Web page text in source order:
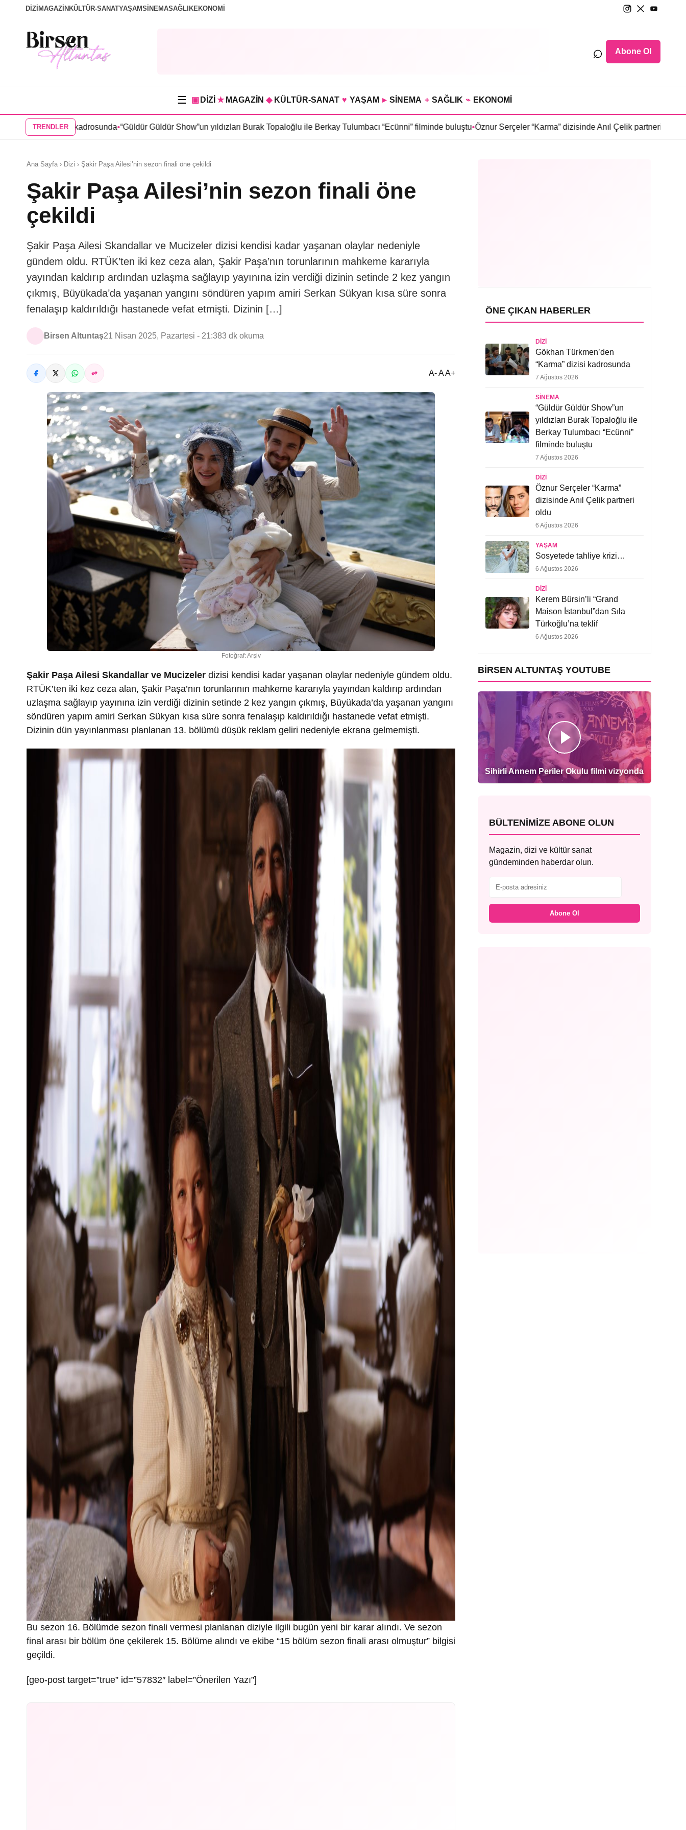
DİZİ MAGAZİN KÜLTÜR-SANATYAŞAMSİNEMASAĞLIKEKONOMİ
⌕ Abone Ol
☰ ▣ DİZİ ★ MAGAZİN ◆ KÜLTÜR-SANAT ♥ YAŞAM ▸ SİNEMA + SAĞLIK ⌁ EKONOMİ
TRENDLER
dizisi kadrosunda •“Güldür Güldür Show”un yıldızları Burak Topaloğlu ile Berkay Tulumbacı “Ecünni” filminde buluştu•Öznur Serçeler “Karma” dizisinde Anıl Çelik partneri oldu•Sosyetede
Ana Sayfa › Dizi › Şakir Paşa Ailesi’nin sezon finali öne çekildi
Şakir Paşa Ailesi’nin sezon finali öne
çekildi
Şakir Paşa Ailesi Skandallar ve Mucizeler dizisi kendisi kadar yaşanan olaylar nedeniyle
gündem oldu. RTÜK’ten iki kez ceza alan, Şakir Paşa’nın torunlarının mahkeme kararıyla
yayından kaldırıp ardından uzlaşma sağlayıp yayınına izin verdiği dizinin setinde 2 kez yangın
çıkmış, Büyükada’da yaşanan yangını söndüren yapım amiri Serkan Sükyan kısa süre sonra
fenalaşıp kaldırıldığı hastanede vefat etmişti. Dizinin […]
Birsen Altuntaş21 Nisan 2025, Pazartesi - 21:383 dk okuma
A- A A+
Fotoğraf: Arşiv
Şakir Paşa Ailesi Skandallar ve Mucizeler dizisi kendisi kadar yaşanan olaylar nedeniyle gündem oldu.
RTÜK’ten iki kez ceza alan, Şakir Paşa’nın torunlarının mahkeme kararıyla yayından kaldırıp ardından
uzlaşma sağlayıp yayınına izin verdiği dizinin setinde 2 kez yangın çıkmış, Büyükada’da yaşanan yangını
söndüren yapım amiri Serkan Sükyan kısa süre sonra fenalaşıp kaldırıldığı hastanede vefat etmişti.
Dizinin dün yayınlanması planlanan 13. bölümü düşük reklam geliri nedeniyle ekrana gelmemişti.
Bu sezon 16. Bölümde sezon finali vermesi planlanan diziyle ilgili bugün yeni bir karar alındı. Ve sezon
final arası bir bölüm öne çekilerek 15. Bölüme alındı ve ekibe “15 bölüm sezon finali arası olmuştur” bilgisi
geçildi.
[geo-post target=”true” id=”57832″ label=”Önerilen Yazı”]
ÖNE ÇIKAN HABERLER
DIZI
Gökhan Türkmen’den
“Karma” dizisi kadrosunda
7 Ağustos 2026
SINEMA
“Güldür Güldür Show”un
yıldızları Burak Topaloğlu ile
Berkay Tulumbacı “Ecünni”
filminde buluştu
7 Ağustos 2026
DIZI
Öznur Serçeler “Karma”
dizisinde Anıl Çelik partneri
oldu
6 Ağustos 2026
YAŞAM
Sosyetede tahliye krizi…
6 Ağustos 2026
DIZI
Kerem Bürsin’li “Grand
Maison İstanbul”dan Sıla
Türkoğlu’na teklif
6 Ağustos 2026
BIRSEN ALTUNTAŞ YOUTUBE
Sihirli Annem Periler Okulu filmi vizyonda
BÜLTENIMIZE ABONE OLUN
Magazin, dizi ve kültür sanat
gündeminden haberdar olun.
Abone Ol